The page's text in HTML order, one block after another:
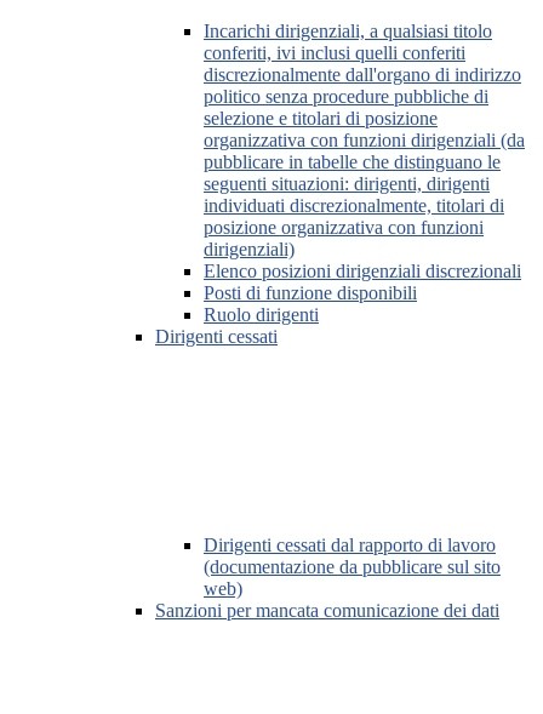
Incarichi dirigenziali, a qualsiasi titolo
conferiti, ivi inclusi quelli conferiti
discrezionalmente dall'organo di indirizzo
politico senza procedure pubbliche di
selezione e titolari di posizione
organizzativa con funzioni dirigenziali (da
pubblicare in tabelle che distinguano le
seguenti situazioni: dirigenti, dirigenti
individuati discrezionalmente, titolari di
posizione organizzativa con funzioni
dirigenziali)
Elenco posizioni dirigenziali discrezionali
Posti di funzione disponibili
Ruolo dirigenti
Dirigenti cessati
Dirigenti cessati dal rapporto di lavoro
(documentazione da pubblicare sul sito
web)
Sanzioni per mancata comunicazione dei dati